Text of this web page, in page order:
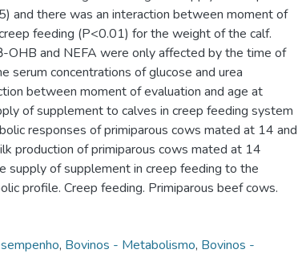
and there was an interaction between moment of
feeding (P<0.01) for the weight of the calf.
OHB and NEFA were only affected by the time of
serum concentrations of glucose and urea
between moment of evaluation and age at
of supplement to calves in creep feeding system
responses of primiparous cows mated at 14 and
production of primiparous cows mated at 14
supply of supplement in creep feeding to the
profile. Creep feeding. Primiparous beef cows.
, Bovinos - Metabolismo, Bovinos -